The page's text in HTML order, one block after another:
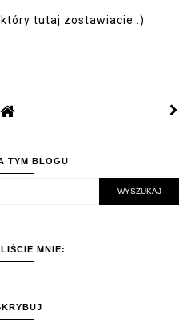
tutaj zostawiacie :)
TYM BLOGU
MNIE: